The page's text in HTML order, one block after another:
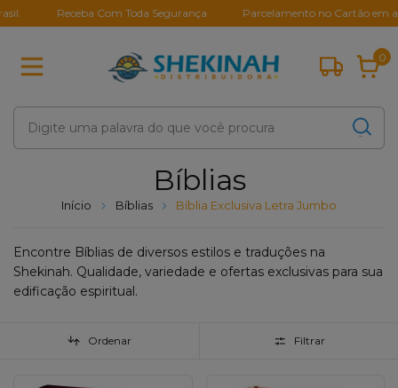
Receba Com Toda Segurança Parcelamento no Cartão em até
0
Bíblias
Início Bíblias Bíblia Exclusiva Letra Jumbo
Encontre Bíblias de diversos estilos e traduções na
Shekinah. Qualidade, variedade e ofertas exclusivas para sua
edificação espiritual.
Ordenar Filtrar